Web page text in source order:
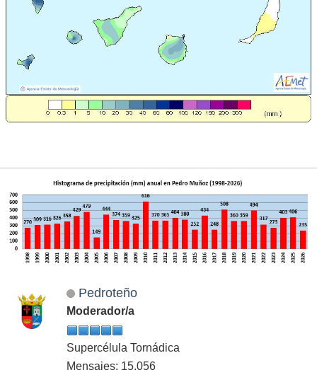
Pedroteño
Moderador/a
Supercélula Tornádica
Mensajes: 15,056